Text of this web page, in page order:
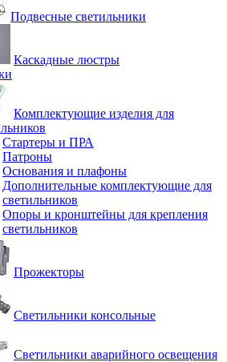
Подвесные светильники
Каскадные люстры
Комплектующие изделия для
Стартеры и ПРА
Патроны
Основания и плафоны
Дополнительные комплектующие для
светильников
Опоры и кронштейны для крепления
светильников
Прожекторы
Светильники консольные
Светильники аварийного освещения